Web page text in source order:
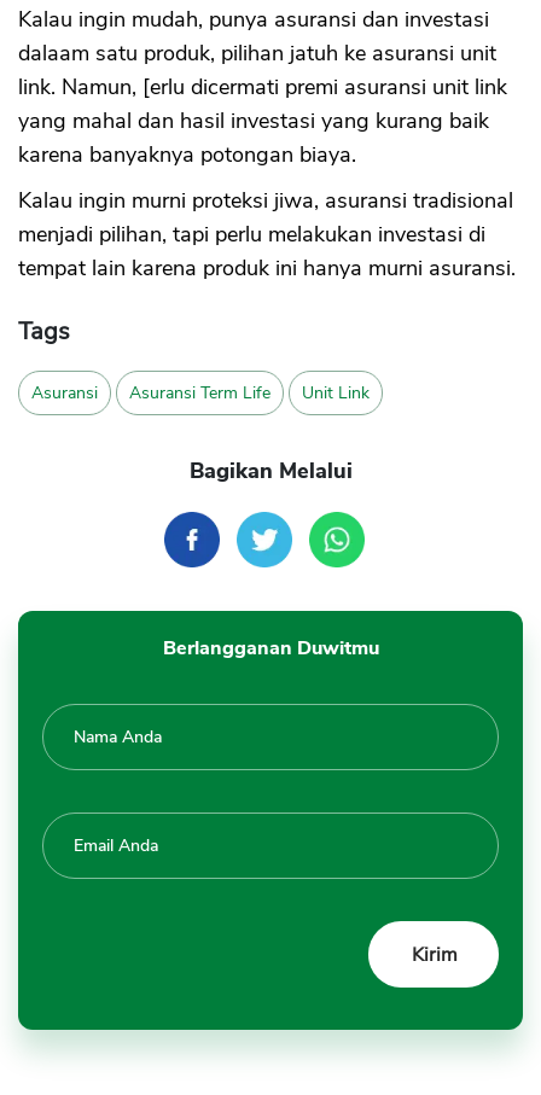
Kalau ingin mudah, punya asuransi dan investasi
dalaam satu produk, pilihan jatuh ke asuransi unit
link. Namun, [erlu dicermati premi asuransi unit link
yang mahal dan hasil investasi yang kurang baik
karena banyaknya potongan biaya.
Kalau ingin murni proteksi jiwa, asuransi tradisional
menjadi pilihan, tapi perlu melakukan investasi di
tempat lain karena produk ini hanya murni asuransi.
Tags
Asuransi Asuransi Term Life Unit Link
Bagikan Melalui
Berlangganan Duwitmu